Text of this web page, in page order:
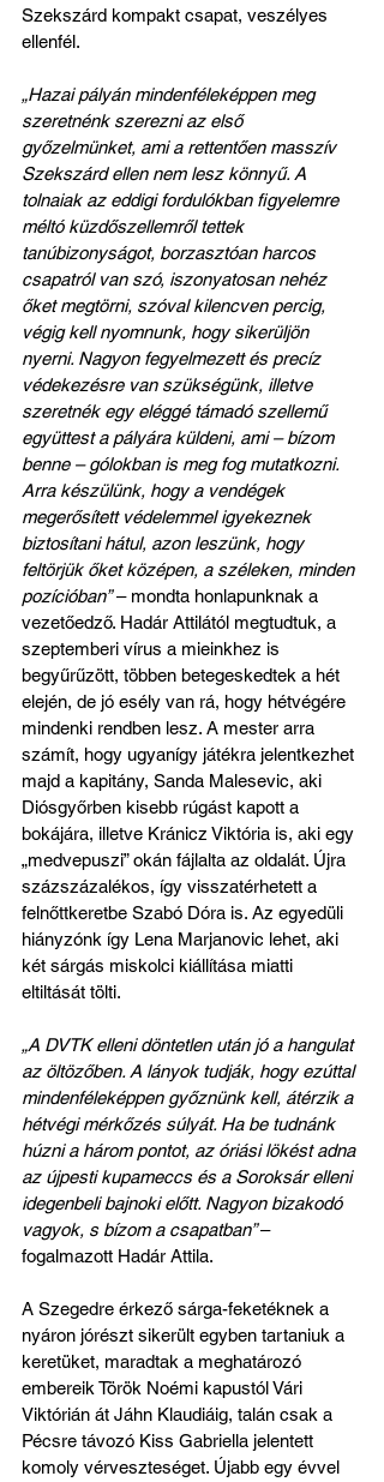
Szekszárd kompakt csapat, veszélyes
ellenfél.
„Hazai pályán mindenféleképpen meg
szeretnénk szerezni az első
győzelmünket, ami a rettentően masszív
Szekszárd ellen nem lesz könnyű. A
tolnaiak az eddigi fordulókban figyelemre
méltó küzdőszellemről tettek
tanúbizonyságot, borzasztóan harcos
csapatról van szó, iszonyatosan nehéz
őket megtörni, szóval kilencven percig,
végig kell nyomnunk, hogy sikerüljön
nyerni. Nagyon fegyelmezett és precíz
védekezésre van szükségünk, illetve
szeretnék egy eléggé támadó szellemű
együttest a pályára küldeni, ami – bízom
benne – gólokban is meg fog mutatkozni.
Arra készülünk, hogy a vendégek
megerősített védelemmel igyekeznek
biztosítani hátul, azon leszünk, hogy
feltörjük őket középen, a széleken, minden
pozícióban” – mondta honlapunknak a
vezetőedző. Hadár Attilától megtudtuk, a
szeptemberi vírus a mieinkhez is
begyűrűzött, többen betegeskedtek a hét
elején, de jó esély van rá, hogy hétvégére
mindenki rendben lesz. A mester arra
számít, hogy ugyanígy játékra jelentkezhet
majd a kapitány, Sanda Malesevic, aki
Diósgyőrben kisebb rúgást kapott a
bokájára, illetve Kránicz Viktória is, aki egy
„medvepuszi” okán fájlalta az oldalát. Újra
százszázalékos, így visszatérhetett a
felnőttkeretbe Szabó Dóra is. Az egyedüli
hiányzónk így Lena Marjanovic lehet, aki
két sárgás miskolci kiállítása miatti
eltiltását tölti.
„A DVTK elleni döntetlen után jó a hangulat
az öltözőben. A lányok tudják, hogy ezúttal
mindenféleképpen győznünk kell, átérzik a
hétvégi mérkőzés súlyát. Ha be tudnánk
húzni a három pontot, az óriási lökést adna
az újpesti kupameccs és a Soroksár elleni
idegenbeli bajnoki előtt. Nagyon bizakodó
vagyok, s bízom a csapatban” –
fogalmazott Hadár Attila.
A Szegedre érkező sárga-feketéknek a
nyáron jórészt sikerült egyben tartaniuk a
keretüket, maradtak a meghatározó
embereik Török Noémi kapustól Vári
Viktórián át Jáhn Klaudiáig, talán csak a
Pécsre távozó Kiss Gabriella jelentett
komoly vérveszteséget. Újabb egy évvel